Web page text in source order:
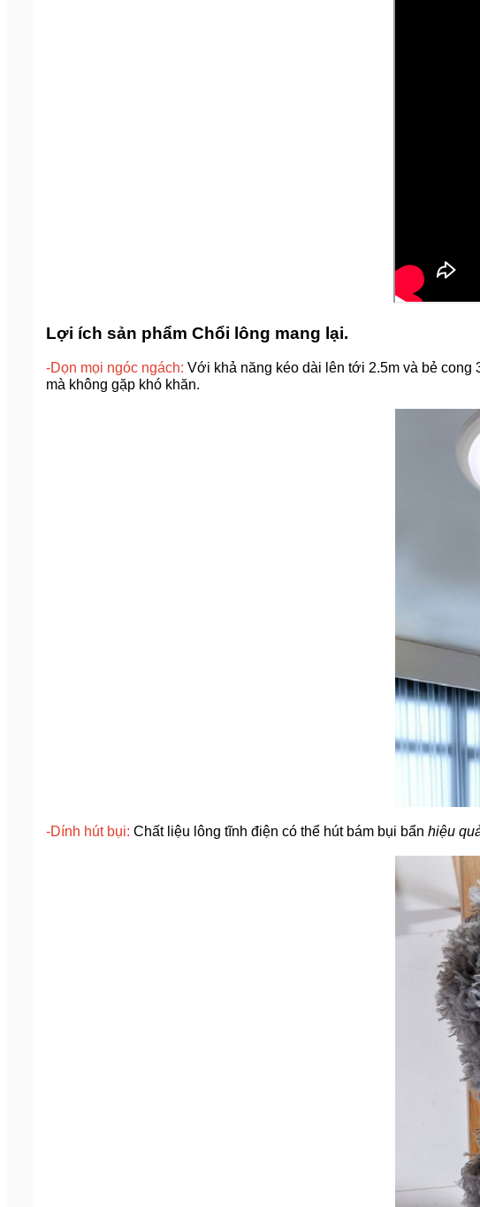
Lợi ích sản phẩm Chổi lông mang lại.
-Dọn mọi ngóc ngách: Với khả năng kéo dài lên tới 2.5m và bẻ cong
mà không gặp khó khăn.
-Dính hút bụi: Chất liệu lông tĩnh điện có thể hút bám bụi bẩn hiệu